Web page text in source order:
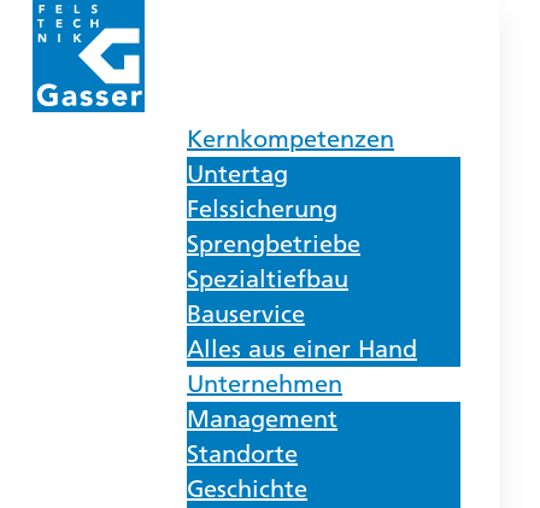
Kernkompetenzen
Untertag
Felssicherung
Sprengbetriebe
Spezialtiefbau
Bauservice
Alles aus einer Hand
Unternehmen
Management
Standorte
Geschichte